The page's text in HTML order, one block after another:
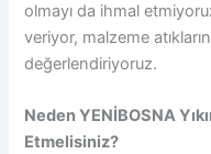
olmayı da ihmal
veriyor, malzeme
değerlendiriyoruz.
Neden YENİBOSNA
Etmelisiniz?